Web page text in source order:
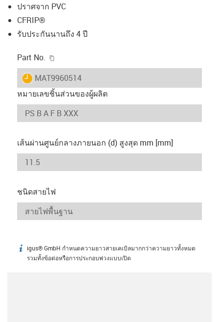
ปราศจาก PVC
CFRIP®
รับประกันนานถึง 4 ปี
Part No.
igus-icon-lieferzeit
MAT9960514
หมายเลขชิ้นส่วนของผู้ผลิต
เส้นผ่านศูนย์กลางภายนอก (d) สูงสุด mm [mm]
ชนิดสายไฟ
igus-icon-info
igus® GmbH กำหนดความยาวสายเคเบิลมากกว่าความยาวทั้งหมด
รวมทั้งข้อต่อหรือการประกอบพ่วงแบบเปิด